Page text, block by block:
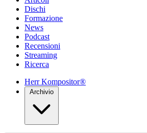
Dischi
Formazione
News
Podcast
Recensioni
Streaming
Ricerca
Herr Kompositor®
Archivio